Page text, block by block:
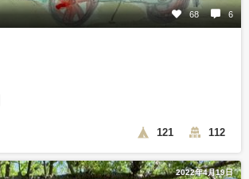
68 6
121 112
2022年4月19日